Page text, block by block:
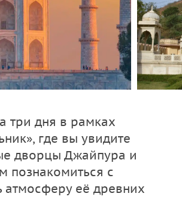
три дня в рамках
где вы увидите
дворцы Джайпура и
познакомиться с
её древних